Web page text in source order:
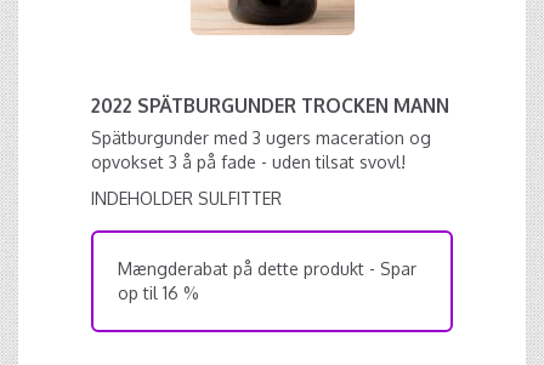
2022 SPÄTBURGUNDER TROCKEN MANN
Spätburgunder med 3 ugers maceration og
opvokset 3 å på fade - uden tilsat svovl!
INDEHOLDER SULFITTER
Mængderabat på dette produkt - Spar
op til 16 %